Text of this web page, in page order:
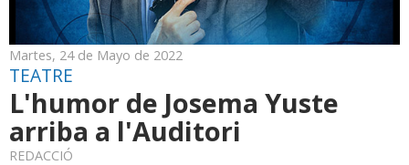
Martes, 24 de Mayo de 2022
TEATRE
L'humor de Josema Yuste
arriba a l'Auditori
REDACCIÓ